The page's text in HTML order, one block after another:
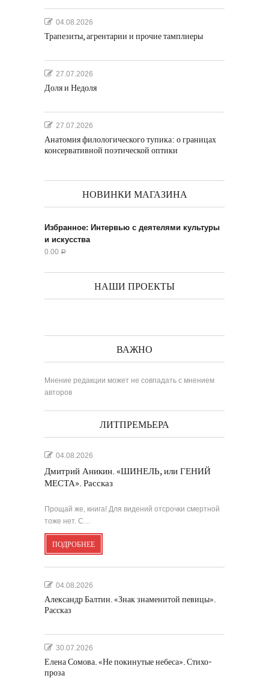
04.08.2026
Трапезиты, агрентарии и прочие тамплиеры
27.07.2026
Доля и Недоля
27.07.2026
Анатомия филологического тупика: о границах
консервативной поэтической оптики
НОВИНКИ МАГАЗИНА
Избранное: Интервью с деятелями культуры
и искусства
0.00 Р
НАШИ ПРОЕКТЫ
ВАЖНО
Мнение редакции может не совпадать с мнением
авторов
ЛИТПРЕМЬЕРА
04.08.2026
Дмитрий Аникин. «ШИНЕЛЬ, или ГЕНИЙ
МЕСТА». Рассказ
Прощай же, книга! Для видений отсрочки смертной
тоже нет. С…
ПОДРОБНЕЕ
04.08.2026
Александр Балтин. «Знак знаменитой певицы».
Рассказ
30.07.2026
Елена Сомова. «Не покинутые небеса». Стихо-
проза